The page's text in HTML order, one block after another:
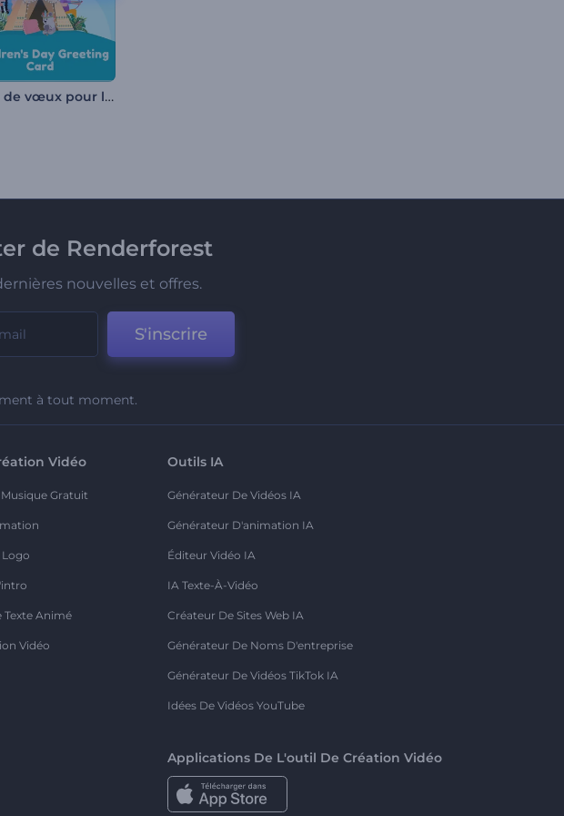
Carte de vœux pour la Journée des enfants
de Renderforest
nouvelles et offres.
S'inscrire
à tout moment.
Vidéo
Gratuit
Texte Animé
Vidéo
Outils IA
Générateur De Vidéos IA
Générateur D'animation IA
Éditeur Vidéo IA
IA Texte-À-Vidéo
Créateur De Sites Web IA
Générateur De Noms D'entreprise
Générateur De Vidéos TikTok IA
Idées De Vidéos YouTube
Applications De L'outil De Création Vidéo